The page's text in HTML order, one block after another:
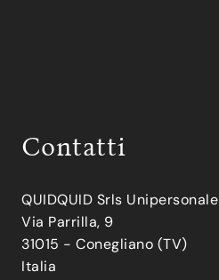
Contatti
QUIDQUID Srls Unipersonale
Via Parrilla, 9
31015 - Conegliano (TV)
Italia